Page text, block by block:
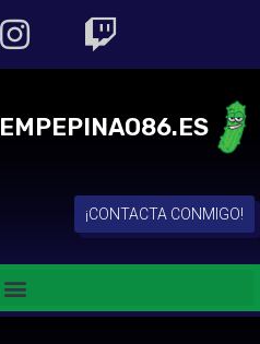
EMPEPINAO86.ES
¡CONTACTA CONMIGO!